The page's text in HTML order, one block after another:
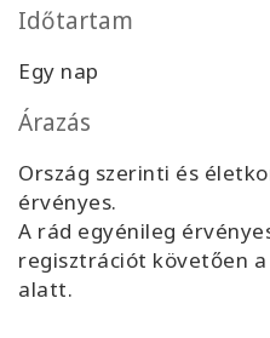
Időtartam
Egy nap
Árazás
Ország szerinti és
érvényes.
A rád egyénileg
regisztrációt követően
alatt.